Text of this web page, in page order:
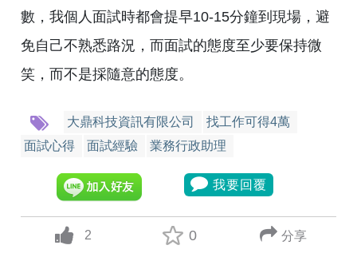
數，我個人面試時都會提早10-15分鐘到現場，避
免自己不熟悉路況，而面試的態度至少要保持微
笑，而不是採隨意的態度。
大鼎科技資訊有限公司
找工作可得4萬
面試心得
面試經驗 業務行政助理
我要回覆
up vote
2 0 分享